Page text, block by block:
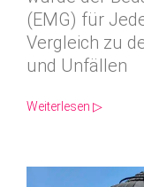
(EMG) für
Vergleich zu
und Unfällen
Weiterlesen ▷